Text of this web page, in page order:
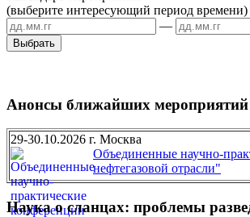
(выберите интересующий период времени)
—
Анонсы ближайших мероприятий
29-30.10.2026 г. Москва
Объединенные научно-
нефтегазовой отрасли"
Наука о сланцах: проблемы